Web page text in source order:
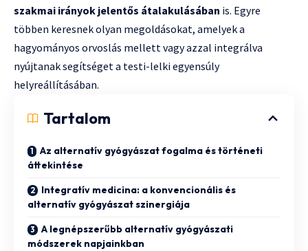
szakmai irányok jelentős átalakulásában is. Egyre
többen keresnek olyan megoldásokat, amelyek a
hagyományos orvoslás mellett vagy azzal integrálva
nyújtanak segítséget a testi-lelki egyensúly
helyreállításában.
Tartalom
Az alternatív gyógyászat fogalma és történeti
áttekintése
Integratív medicina: a konvencionális és
alternatív gyógyászat szinergiája
A legnépszerűbb alternatív gyógyászati
módszerek napjainkban